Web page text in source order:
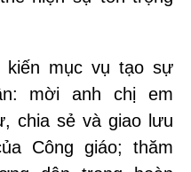
kiến mục vụ tạo sự
mời anh chị em
chia sẻ và giao lưu
Công giáo; thăm